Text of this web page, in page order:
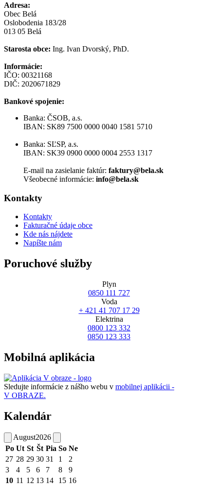
Adresa:
Obec Belá
Oslobodenia 183/28
013 05 Belá
Starosta obce: Ing. Ivan Dvorský, PhD.
Informácie:
IČO: 00321168
DIČ: 2020671829
Bankové spojenie:
Banka: ČSOB, a.s.
IBAN: SK89 7500 0000 0040 1581 5710
Banka: SĽSP, a.s.
IBAN: SK39 0900 0000 0004 2553 1317
E-mail na zasielanie faktúr: faktury@bela.sk
Všeobecné informácie: info@bela.sk
Kontakty
Kontakty
Fakturačné údaje obce
Kde nás nájdete
Napíšte nám
Poruchové služby
Plyn
0850 111 727
Voda
+ 421 41 707 17 29
Elektrina
0800 123 332
0850 123 333
Mobilná aplikácia
Sledujte informácie z nášho webu v mobilnej aplikácii -
V OBRAZE.
Kalendár
August2026
Po Ut St Št Pia So Ne
27 28 29 30 31 1
2
3
4 5 6 7 8
9
10 11 12 13 14 15 16